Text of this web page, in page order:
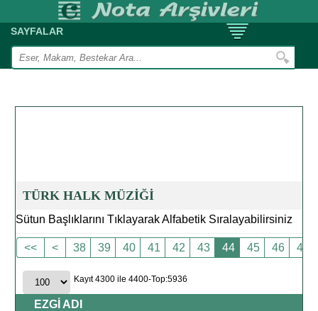
SAYFALAR
TÜRK HALK MÜZİĞİ
Sütun Başlıklarını Tıklayarak Alfabetik Sıralayabilirsiniz
<< < 38 39 40 41 42 43 44 45 46 47
Kayıt 4300 ile 4400-Top:5936
EZGİ ADI